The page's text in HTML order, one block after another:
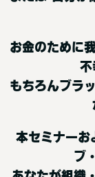
お金のために
不
もちろんブラ
本セミナーお
ブ